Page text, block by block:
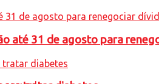
até 31 de agosto para